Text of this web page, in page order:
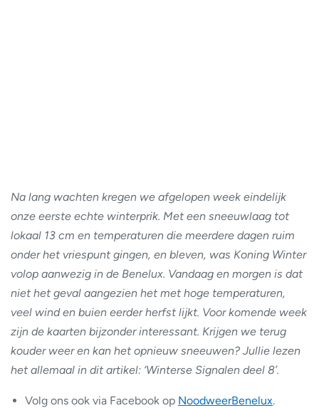
Na lang wachten kregen we afgelopen week eindelijk
onze eerste echte winterprik. Met een sneeuwlaag tot
lokaal 13 cm en temperaturen die meerdere dagen ruim
onder het vriespunt gingen, en bleven, was Koning Winter
volop aanwezig in de Benelux. Vandaag en morgen is dat
niet het geval aangezien het met hoge temperaturen,
veel wind en buien eerder herfst lijkt. Voor komende week
zijn de kaarten bijzonder interessant. Krijgen we terug
kouder weer en kan het opnieuw sneeuwen? Jullie lezen
het allemaal in dit artikel: ‘Winterse Signalen deel 8’.
Volg ons ook via Facebook op NoodweerBenelux.